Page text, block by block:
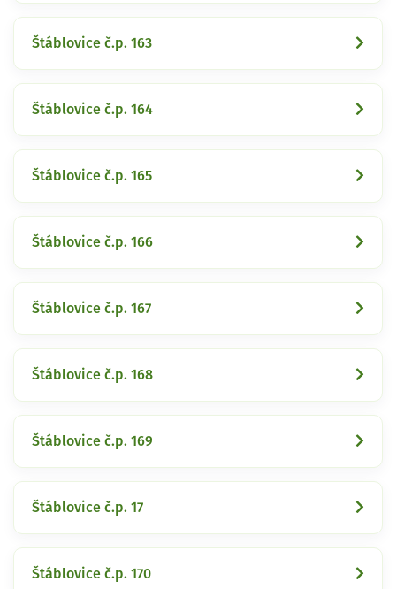
Štáblovice č.p. 163
Štáblovice č.p. 164
Štáblovice č.p. 165
Štáblovice č.p. 166
Štáblovice č.p. 167
Štáblovice č.p. 168
Štáblovice č.p. 169
Štáblovice č.p. 17
Štáblovice č.p. 170